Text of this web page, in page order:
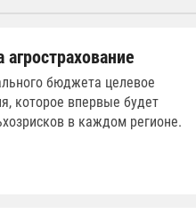
бюджета целевое
которое впервые будет
в каждом регионе.